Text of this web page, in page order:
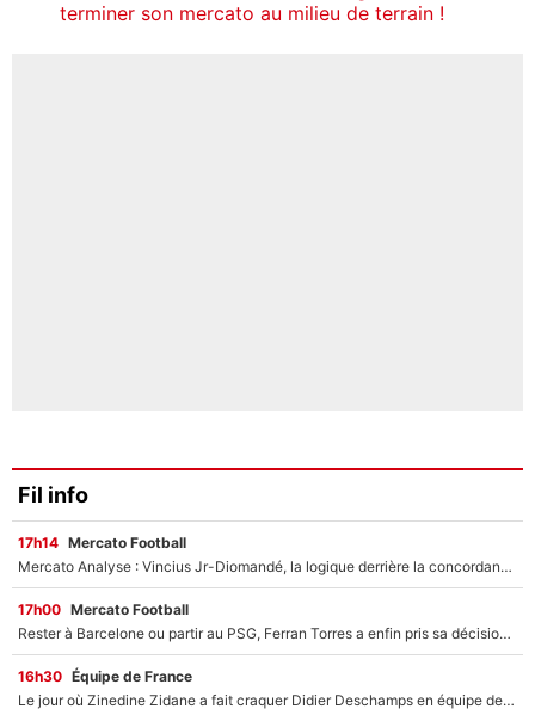
terminer son mercato au milieu de terrain !
Fil info
17h14 Mercato Football
Mercato Analyse : Vincius Jr-Diomandé, la logique derrière la concordance des temps
17h00 Mercato Football
Rester à Barcelone ou partir au PSG, Ferran Torres a enfin pris sa décision : La course contre la montre est lancée !
16h30 Équipe de France
Le jour où Zinedine Zidane a fait craquer Didier Deschamps en équipe de France : «Je m’en suis voulu», l’ancien sélectionneur a regretté son geste !